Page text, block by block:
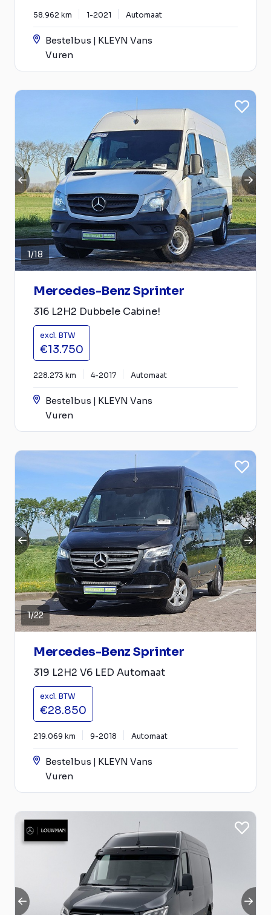
58.962 km 1-2021 Automaat
Bestelbus | KLEYN Vans
Vuren
1/18
Mercedes-Benz Sprinter
316 L2H2 Dubbele Cabine!
excl. BTW
€13.750
228.273 km 4-2017 Automaat
Bestelbus | KLEYN Vans
Vuren
1/22
Mercedes-Benz Sprinter
319 L2H2 V6 LED Automaat
excl. BTW
€28.850
219.069 km 9-2018 Automaat
Bestelbus | KLEYN Vans
Vuren